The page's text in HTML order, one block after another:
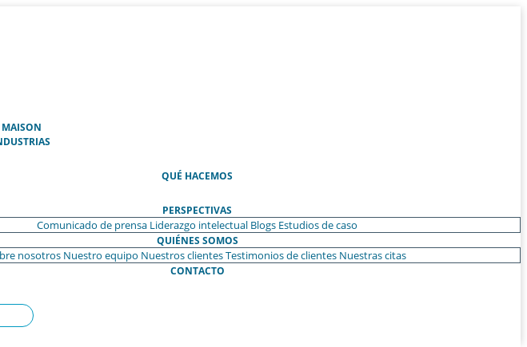
MAISON(ACTUAL)
QUÉ HACEMOS
PERSPECTIVAS
Comunicado de prensa Liderazgo intelectual Blogs Estudios de caso
QUIÉNES SOMOS
nosotros Nuestro equipo Nuestros clientesTestimonios de clientes Nuestras citas
CONTACTO